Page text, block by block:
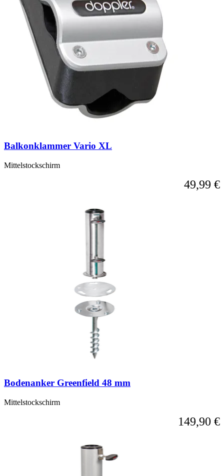
Balkonklammer Vario XL
Mittelstockschirm
49,99 €
Bodenanker Greenfield 48 mm
Mittelstockschirm
149,90 €